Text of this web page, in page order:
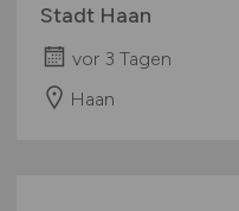
Stadt Haan
vor 3 Tagen
Haan